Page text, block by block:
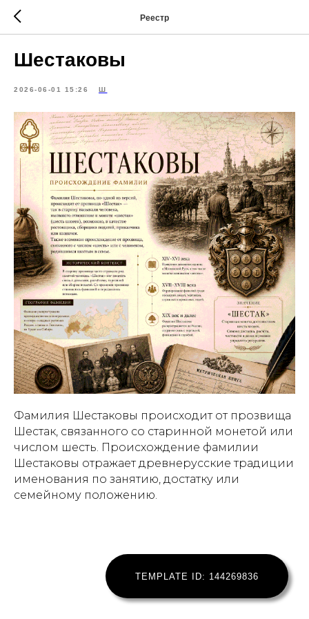
Реестр
Шестаковы
2026-06-01 15:26 Ш
Фамилия Шестаковы происходит от прозвища
Шестак, связанного со старинной монетой или
числом шесть. Происхождение фамилии
Шестаковы отражает древнерусские традиции
именования по занятию, достатку или
семейному положению.
TEMPLATE ID: 144269836